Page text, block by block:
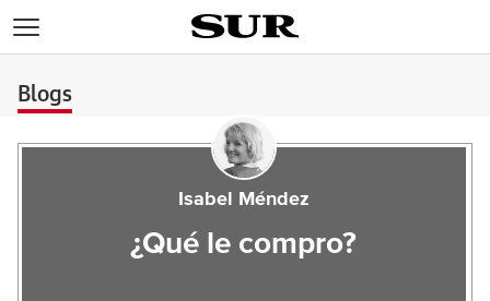
Blogs
Isabel Méndez
¿Qué le compro?